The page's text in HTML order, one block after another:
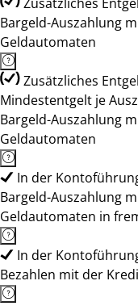
Bargeld-Auszahlung
Geldautomaten
Zusätzliches
Mindestentgelt je
Bargeld-Auszahlung
Geldautomaten
In der
Bargeld-Auszahlung
Geldautomaten in
In der
Bezahlen mit der